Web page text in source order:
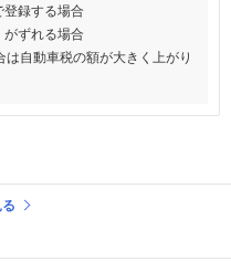
録する場合
ずれる場合
は自動車税の額が大きく上がり